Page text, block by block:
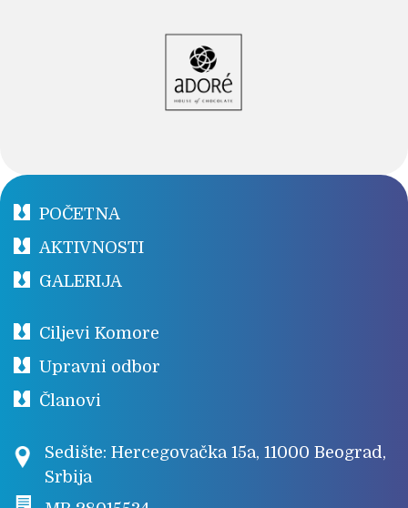
POČETNA
AKTIVNOSTI
GALERIJA
Ciljevi Komore
Upravni odbor
Članovi
Sedište: Hercegovačka 15a, 11000 Beograd,
Srbija